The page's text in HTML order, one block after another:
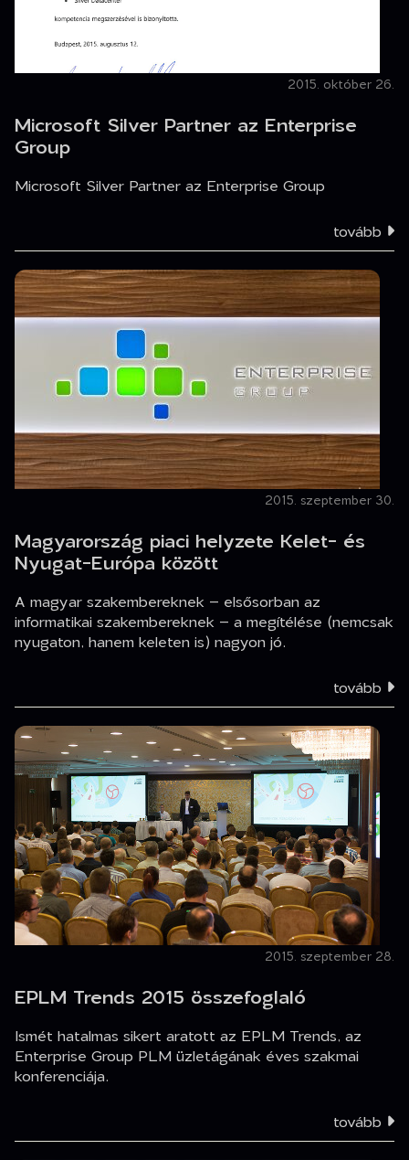
2015. október 26.
Microsoft Silver Partner az Enterprise
Group
Microsoft Silver Partner az Enterprise Group
tovább
2015. szeptember 30.
Magyarország piaci helyzete Kelet- és
Nyugat-Európa között
A magyar szakembereknek – elsősorban az
informatikai szakembereknek – a megítélése (nemcsak
nyugaton, hanem keleten is) nagyon jó.
tovább
2015. szeptember 28.
EPLM Trends 2015 összefoglaló
Ismét hatalmas sikert aratott az EPLM Trends, az
Enterprise Group PLM üzletágának éves szakmai
konferenciája.
tovább